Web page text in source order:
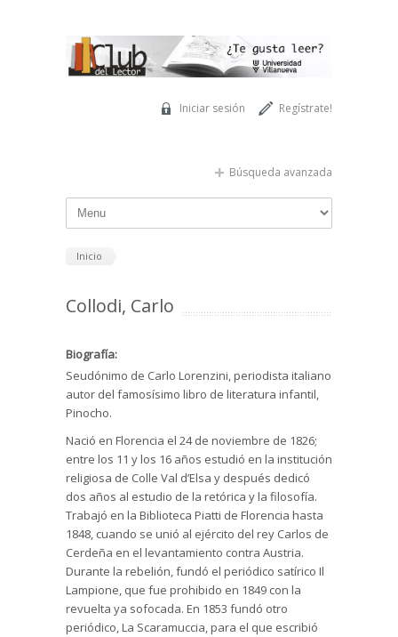
Regístrate!
Iniciar sesión
Búsqueda avanzada
Inicio
Collodi, Carlo
Biografía:
Seudónimo de Carlo Lorenzini, periodista italiano
autor del famosísimo libro de literatura infantil,
Pinocho.
Nació en Florencia el 24 de noviembre de 1826;
entre los 11 y los 16 años estudió en la institución
religiosa de Colle Val d’Elsa y después dedicó
dos años al estudio de la retórica y la filosofía.
Trabajó en la Biblioteca Piatti de Florencia hasta
1848, cuando se unió al ejército del rey Carlos de
Cerdeña en el levantamiento contra Austria.
Durante la rebelión, fundó el periódico satírico Il
Lampione, que fue prohibido en 1849 con la
revuelta ya sofocada. En 1853 fundó otro
periódico, La Scaramuccia, para el que escribió